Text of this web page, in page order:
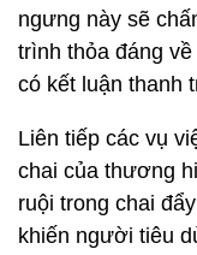
ngưng này sẽ
trình thỏa đáng
có kết luận thanh
Liên tiếp các vụ
chai của thương
ruội trong chai
khiến người tiêu